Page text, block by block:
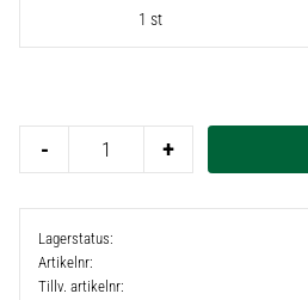
1 st
+
-
Lagerstatus
Artikelnr
Tillv. artikelnr